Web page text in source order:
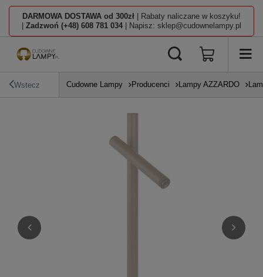
DARMOWA DOSTAWA od 300zł | Rabaty naliczane w koszyku!
Zadzwoń (+48) 608 781 034 | Napisz: sklep@cudownelampy.pl
Wstecz Cudowne Lampy Producenci Lampy AZZARDO